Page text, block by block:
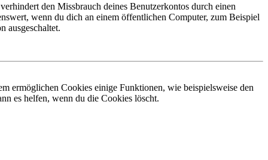
den Missbrauch deines Benutzerkontos durch einen
wenn du dich an einem öffentlichen Computer, zum Beispiel
ausgeschaltet.
ermöglichen Cookies einige Funktionen, wie beispielsweise den
es helfen, wenn du die Cookies löscht.